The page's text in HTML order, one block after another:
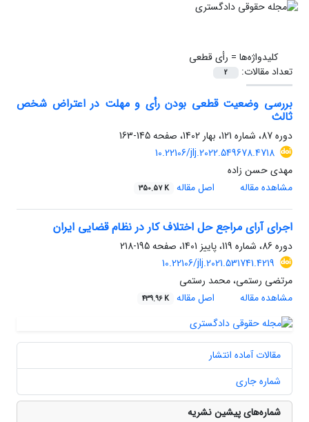
کلیدواژه‌ها = رأی قطعی
تعداد مقالات:
2
بررسی وضعیت قطعی بودن رأی و مهلت در اعتراض شخص
ثالث
دوره 87، شماره 121، بهار 1402، صفحه
145-163
10.22106/jlj.2022.549678.4718
مهدی حسن زاده
مشاهده مقاله
اصل مقاله 350.57 K
اجرای آرای مراجع حل اختلاف کار در نظام قضایی ایران
دوره 86، شماره 119، پاییز 1401، صفحه
195-218
10.22106/jlj.2021.531741.4219
مرتضی رستمی، محمد رستمی
مشاهده مقاله
اصل مقاله 439.96 K
مقالات آماده انتشار
شماره جاری
شماره‌های پیشین نشریه